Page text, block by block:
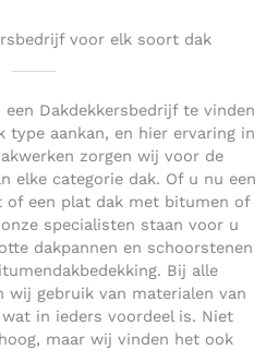
voor elk soort dak
Dakdekkersbedrijf te vinden
type aankan, en hier ervaring in
zorgen wij voor de
elke categorie dak. Of u nu een
of een plat dak met bitumen of
specialisten staan voor u
dakpannen en schoorstenen
Bij alle
wij gebruik van materialen van
in ieders voordeel is. Niet
maar wij vinden het ook